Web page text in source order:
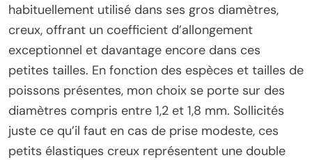
habituellement utilisé dans ses gros diamètres,
creux, offrant un coefficient d’allongement
exceptionnel et davantage encore dans ces
petites tailles. En fonction des espèces et tailles de
poissons présentes, mon choix se porte sur des
diamètres compris entre 1,2 et 1,8 mm. Sollicités
juste ce qu’il faut en cas de prise modeste, ces
petits élastiques creux représentent une double